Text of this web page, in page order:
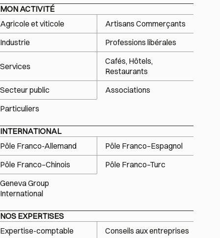
MON ACTIVITÉ
Agricole et viticole
Artisans Commerçants
Industrie
Professions libérales
Services
Cafés, Hôtels,
Restaurants
Secteur public
Associations
Particuliers
INTERNATIONAL
Pôle Franco-Allemand
Pôle Franco–Espagnol
Pôle Franco–Chinois
Pôle Franco–Turc
Geneva Group
International
NOS EXPERTISES
Expertise-comptable
Conseils aux entreprises